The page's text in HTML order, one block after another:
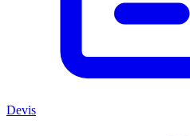
Devis